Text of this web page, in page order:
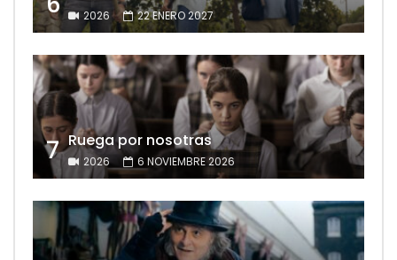
2026 22 ENERO 2027
7 Ruega por nosotras
2026 6 NOVIEMBRE 2026